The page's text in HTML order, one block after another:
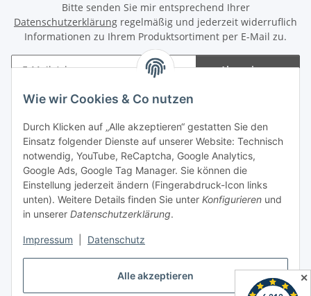
Alle akzeptieren
Wie wir Cookies & Co nutzen
Durch Klicken auf „Alle akzeptieren“ gestatten Sie den
Einsatz folgender Dienste auf unserer Website: Technisch
notwendig, YouTube, ReCaptcha, Google Analytics,
Google Ads, Google Tag Manager. Sie können die
Einstellung jederzeit ändern (Fingerabdruck-Icon links
unten). Weitere Details finden Sie unter Konfigurieren und
in unserer Datenschutzerklärung.
Impressum Datenschutz
Bitte senden Sie mir entsprechend Ihrer
Datenschutzerklärung regelmäßig und jederzeit widerruflich
Informationen zu Ihrem Produktsortiment per E-Mail zu.
Abonnieren
Newsletter Abonnieren
Informationen
Gesetzliche Informationen
Spieletreffs in Jülich & Umgebung
✕